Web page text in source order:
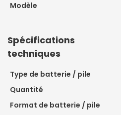
Modèle
Spécifications
techniques
Type de batterie / pile
Quantité
Format de batterie / pile